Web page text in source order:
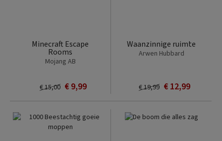
Minecraft Escape
Rooms
Mojang AB
€ 9,99
€ 15,00
Waanzinnige ruimte
Arwen Hubbard
€ 12,99
€ 19,99